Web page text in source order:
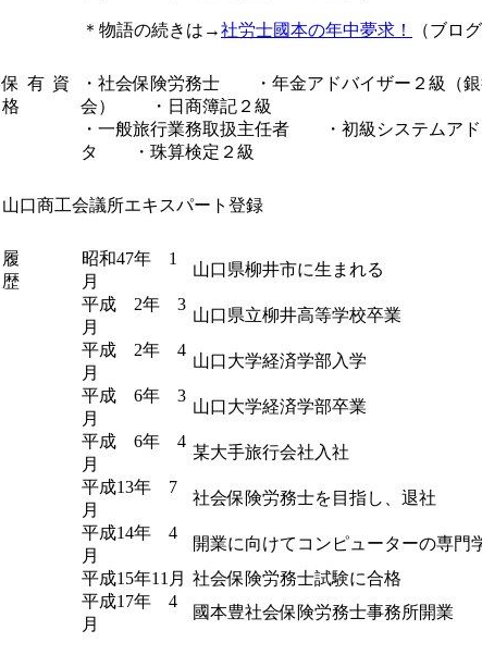
＊物語の続きは→社労士國本の年中夢求！ （ブログ
保有資
格
・社会保険労務士 ・年金アドバイザー２級（銀
会） ・日商簿記２級
・一般旅行業務取扱主任者 ・初級システムアド
タ ・珠算検定２級
山口商工会議所エキスパート登録
履
歴
昭和47年 1
月
山口県柳井市に生まれる
平成 2年 3
月
山口県立柳井高等学校卒業
平成 2年 4
月
山口大学経済学部入学
平成 6年 3
月
山口大学経済学部卒業
平成 6年 4
月
某大手旅行会社入社
平成13年 7
月
社会保険労務士を目指し、退社
平成14年 4
月
開業に向けてコンピューターの専門
平成15年11月 社会保険労務士試験に合格
平成17年 4
月
國本豊社会保険労務士事務所開業